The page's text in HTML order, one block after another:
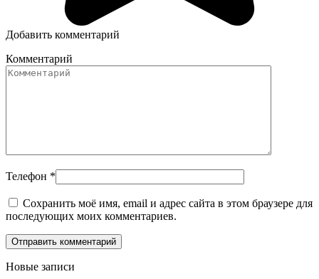
Добавить комментарий
Комментарий
Телефон *
Сохранить моё имя, email и адрес сайта в этом браузере для
последующих моих комментариев.
Новые записи